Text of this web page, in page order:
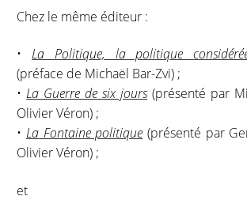
Chez le même éditeur :
•La Politique, la politique
(préface de Michaël Bar-Zvi) ;
•La Guerre de six jours(présenté par
Olivier Véron) ;
• La Fontaine politique (présenté par
Olivier Véron) ;
et